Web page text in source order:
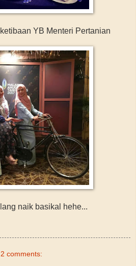
YB Menteri Pertanian
naik basikal hehe...
2 comments: